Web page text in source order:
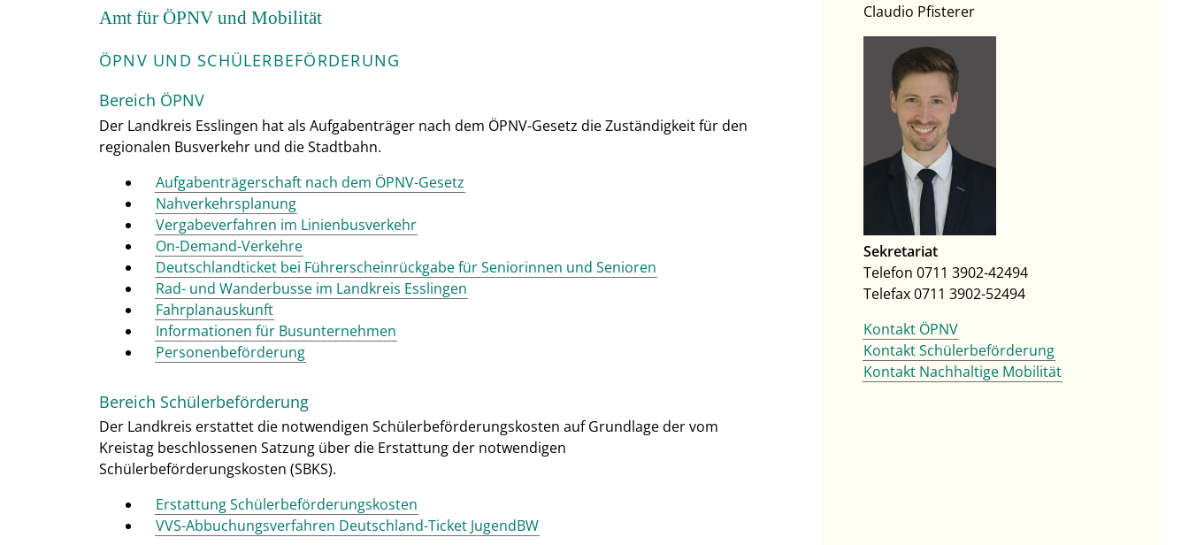
Amt für ÖPNV und Mobilität
ÖPNV UND SCHÜLERBEFÖRDERUNG
Bereich ÖPNV
Der Landkreis Esslingen hat als Aufgabenträger nach dem ÖPNV-Gesetz die Zuständigkeit für den
regionalen Busverkehr und die Stadtbahn.
Aufgabenträgerschaft nach dem ÖPNV-Gesetz
Nahverkehrsplanung
Vergabeverfahren im Linienbusverkehr
On-Demand-Verkehre
Deutschlandticket bei Führerscheinrückgabe für Seniorinnen und Senioren
Rad- und Wanderbusse im Landkreis Esslingen
Fahrplanauskunft
Informationen für Busunternehmen
Personenbeförderung
Bereich Schülerbeförderung
Der Landkreis erstattet die notwendigen Schülerbeförderungskosten auf Grundlage der vom
Kreistag beschlossenen Satzung über die Erstattung der notwendigen
Schülerbeförderungskosten (SBKS).
Erstattung Schülerbeförderungskosten
VVS-Abbuchungsverfahren Deutschland-Ticket JugendBW
Claudio Pfisterer
Sekretariat
Telefon 0711 3902-42494
Telefax 0711 3902-52494
Kontakt ÖPNV
Kontakt Schülerbeförderung
Kontakt Nachhaltige Mobilität